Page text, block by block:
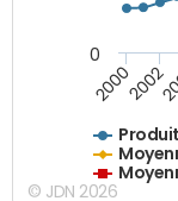
20002002
0
© JDN 2026